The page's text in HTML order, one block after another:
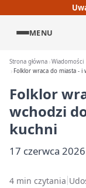
MENU
Strona główna Wiadomości
Folklor wraca do miasta -
Folklor
wchodzi
kuchni
17 czerwca 2026
4 min czytania